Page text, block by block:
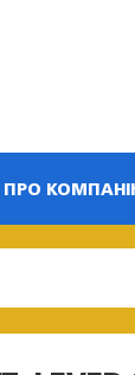
ПРО